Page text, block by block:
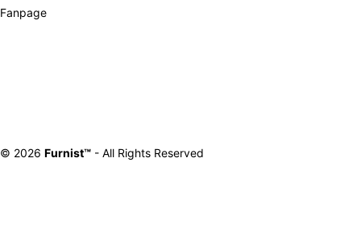
Fanpage
© 2026 Furnist™ - All Rights Reserved